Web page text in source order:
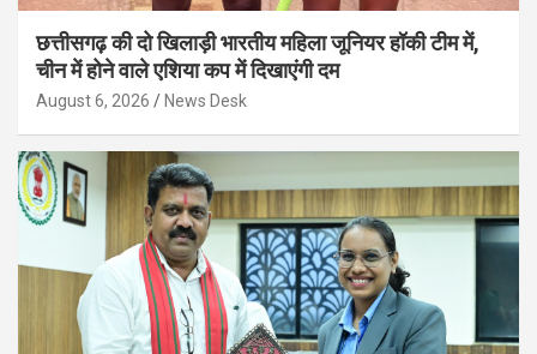
छत्तीसगढ़ की दो खिलाड़ी भारतीय महिला जूनियर हॉकी टीम में,
चीन में होने वाले एशिया कप में दिखाएंगी दम
August 6, 2026 News Desk